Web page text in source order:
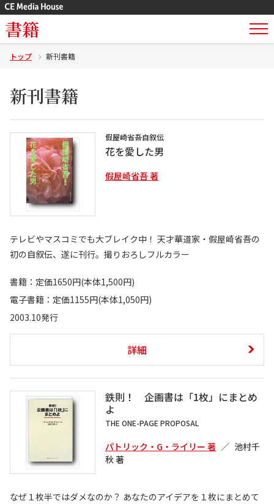
書籍
トップ 新刊書籍
新刊書籍
假屋崎省吾自叙伝
花を愛した男
假屋崎省吾 著
テレビやマスコミでも大ブレイク中！ 天才華道家・假屋崎省吾の
初の自叙伝、遂に刊行。撮りおろしフルカラー
書籍：定価1650円(本体1,500円)
電子書籍：定価1155円(本体1,050円)
2003.10発行
詳細
鉄則！ 企画書は「1枚」にまとめ
よ
THE ONE-PAGE PROPOSAL
パトリック・G・ライリー 著
池村千
秋 著
なぜ１枚半ではダメなのか？ あなたのアイデアを１枚にまとめて